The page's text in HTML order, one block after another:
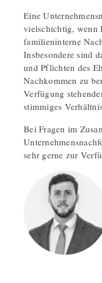
Eine
vielschichtig, wenn
familieninterne
Insbesondere sind
und Pflichten des
Nachkommen zu
Verfügung
stimmiges
Bei Fragen im
sehr gerne zur